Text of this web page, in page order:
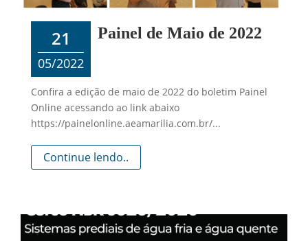
21
05/2022
Painel de Maio de 2022
Confira a edição de maio de 2022 do boletim Painel
Online acessando ao link abaixo
https://painelonline.aeamarilia.com.br/...
Continue lendo..